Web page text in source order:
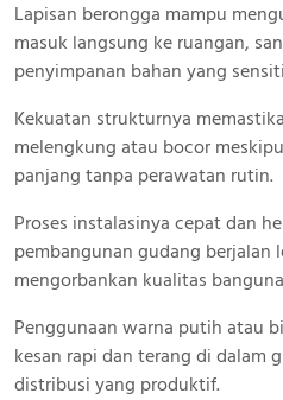
Lapisan berongga mampu
masuk langsung ke ruangan,
penyimpanan bahan yang
Kekuatan strukturnya
melengkung atau bocor
panjang tanpa perawatan rutin.
Proses instalasinya cepat dan
pembangunan gudang berjalan
mengorbankan kualitas
Penggunaan warna putih atau
kesan rapi dan terang di dalam
distribusi yang produktif.